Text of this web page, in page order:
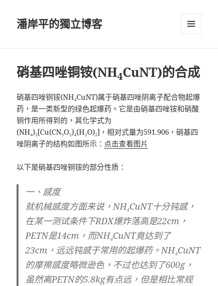
潘岸平的獨立博客
硝基四唑铜铵(NH4CuNT)的合成
硝基四唑铜铵(NH₄CuNT)属于硝基四唑阴离子配合物起爆
药，是一类新型的绿色起爆药。它是由硝基四唑铵和硝酸
铜作用所得到的，其化学式为
(NH₄)₂[Cu(CN₅O₂)₄(H₂O)₂]，相对式量为591.906，硝基四
唑阴离子的结构如图所示： 点击查看图片
以下是硝基四唑铜铵的部分性质：
一、感度
就机械感度方面来说，NH₄CuNT十分钝感，
在某一测试条件下RDX爆炸落高是22cm，
PETN是14cm，而NH₄CuNT竟达到了
23cm，远远钝感于常用的起爆药。NH₄CuNT
的摩擦感度略微逊色，不过也达到了600g，
虽然离PETN的5.8kg有点远，但是相比常规